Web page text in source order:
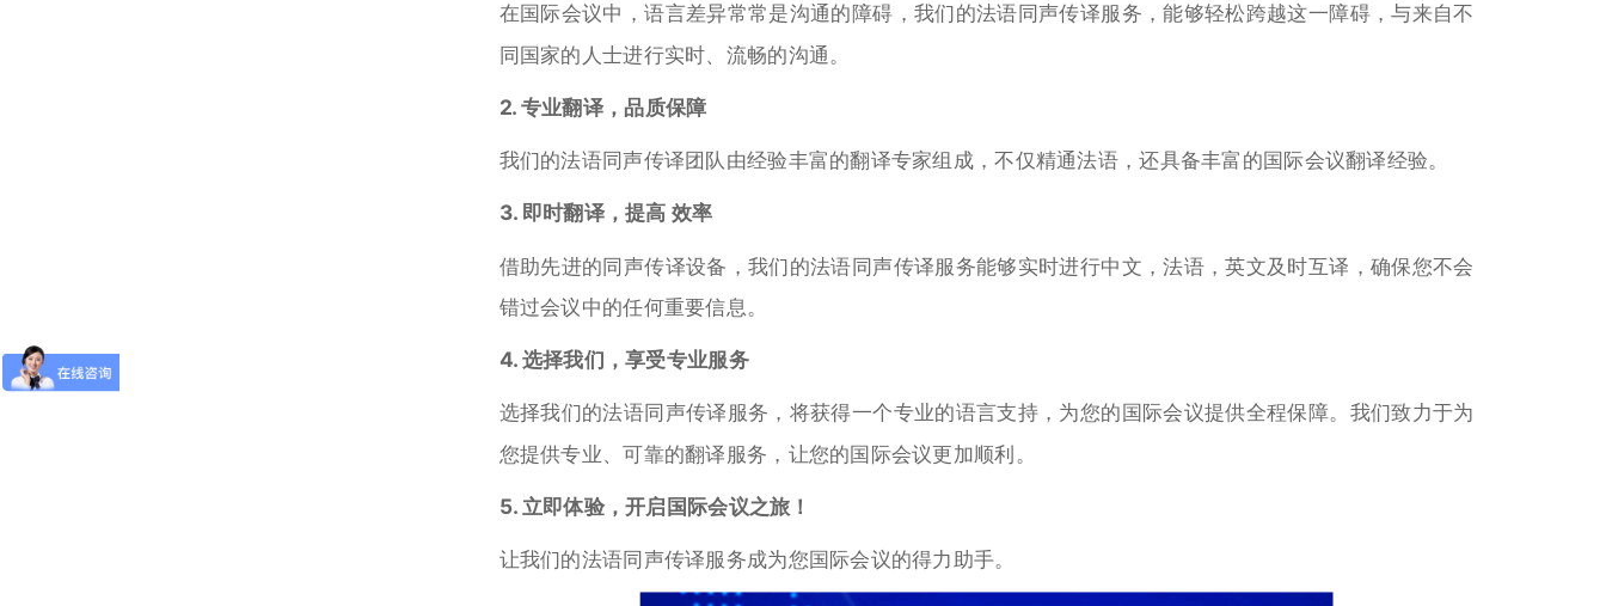
在国际会议中，语言差异常常是沟通的障碍，我们的法语同声传译服务，能够轻松跨越这一障碍，与来自不
同国家的人士进行实时、流畅的沟通。
2. 专业翻译，品质保障
我们的法语同声传译团队由经验丰富的翻译专家组成，不仅精通法语，还具备丰富的国际会议翻译经验。
3. 即时翻译，提高 效率
借助先进的同声传译设备，我们的法语同声传译服务能够实时进行中文，法语，英文及时互译，确保您不会
错过会议中的任何重要信息。
4. 选择我们，享受专业服务
选择我们的法语同声传译服务，将获得一个专业的语言支持，为您的国际会议提供全程保障。我们致力于为
您提供专业、可靠的翻译服务，让您的国际会议更加顺利。
5. 立即体验，开启国际会议之旅！
让我们的法语同声传译服务成为您国际会议的得力助手。